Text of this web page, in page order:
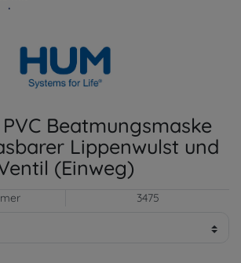
Beatmungsmaske
Lippenwulst und
(Einweg)
3475